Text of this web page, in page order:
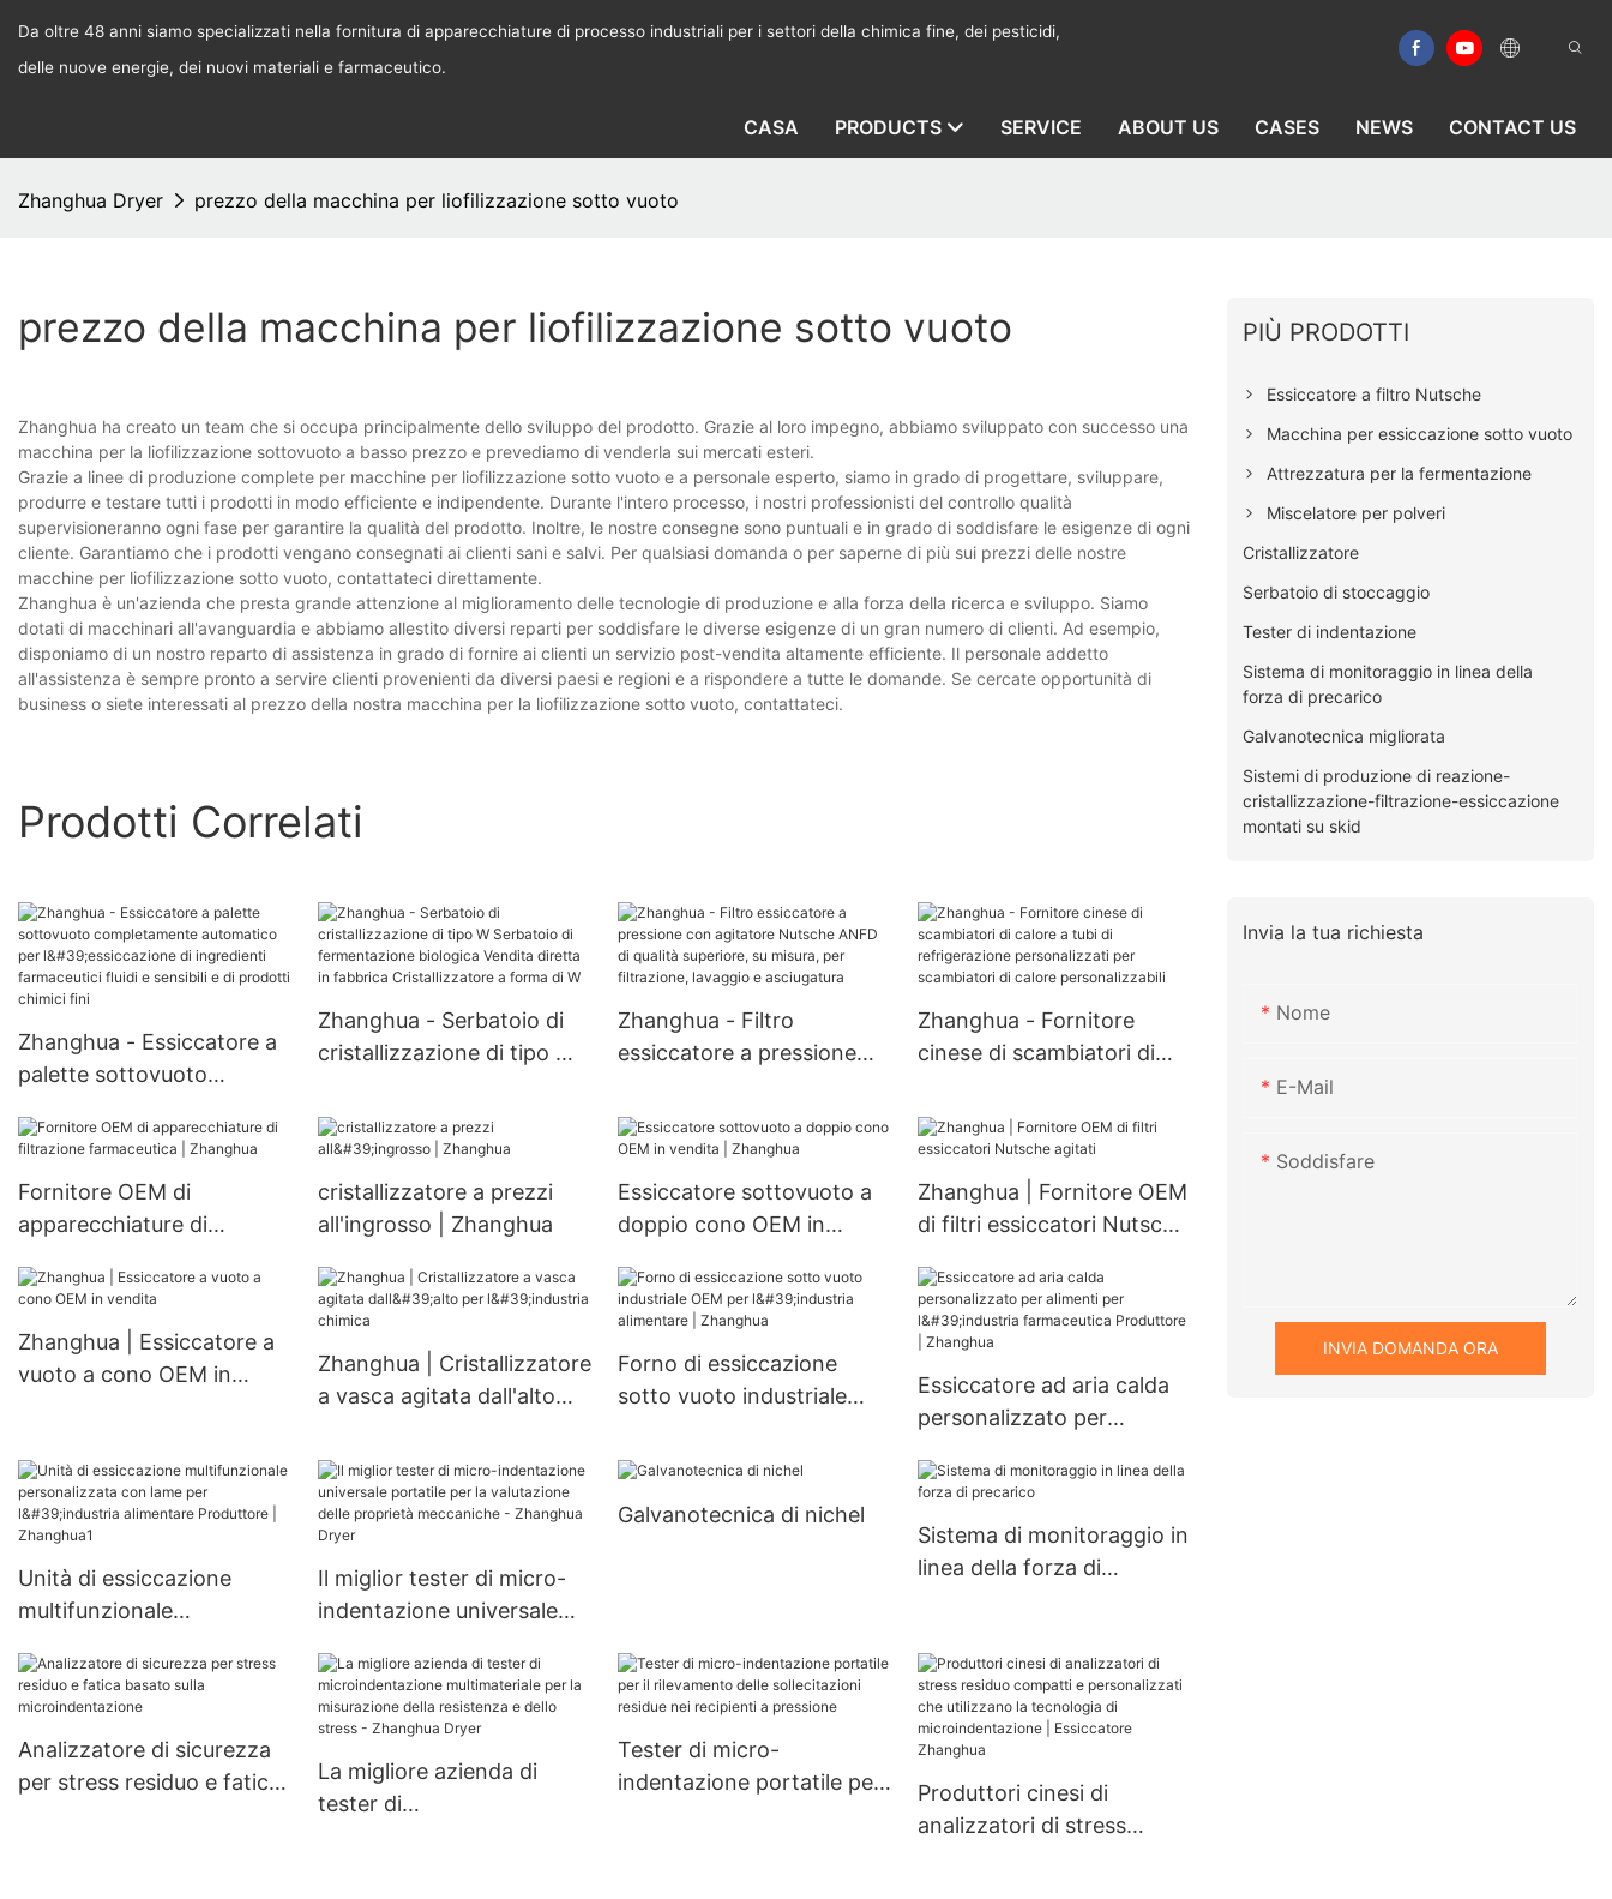
Da oltre 48 anni siamo specializzati nella fornitura di apparecchiature di processo industriali per i settori della chimica fine, dei pesticidi,
delle nuove energie, dei nuovi materiali e farmaceutico.
CASA PRODUCTS SERVICE ABOUT US CASES NEWS CONTACT US
Zhanghua Dryer prezzo della macchina per liofilizzazione sotto vuoto
prezzo della macchina per liofilizzazione sotto vuoto
Zhanghua ha creato un team che si occupa principalmente dello sviluppo del prodotto. Grazie al loro impegno, abbiamo sviluppato con successo una
macchina per la liofilizzazione sottovuoto a basso prezzo e prevediamo di venderla sui mercati esteri.
Grazie a linee di produzione complete per macchine per liofilizzazione sotto vuoto e a personale esperto, siamo in grado di progettare, sviluppare,
produrre e testare tutti i prodotti in modo efficiente e indipendente. Durante l'intero processo, i nostri professionisti del controllo qualità
supervisioneranno ogni fase per garantire la qualità del prodotto. Inoltre, le nostre consegne sono puntuali e in grado di soddisfare le esigenze di ogni
cliente. Garantiamo che i prodotti vengano consegnati ai clienti sani e salvi. Per qualsiasi domanda o per saperne di più sui prezzi delle nostre
macchine per liofilizzazione sotto vuoto, contattateci direttamente.
Zhanghua è un'azienda che presta grande attenzione al miglioramento delle tecnologie di produzione e alla forza della ricerca e sviluppo. Siamo
dotati di macchinari all'avanguardia e abbiamo allestito diversi reparti per soddisfare le diverse esigenze di un gran numero di clienti. Ad esempio,
disponiamo di un nostro reparto di assistenza in grado di fornire ai clienti un servizio post-vendita altamente efficiente. Il personale addetto
all'assistenza è sempre pronto a servire clienti provenienti da diversi paesi e regioni e a rispondere a tutte le domande. Se cercate opportunità di
business o siete interessati al prezzo della nostra macchina per la liofilizzazione sotto vuoto, contattateci.
Prodotti Correlati
Zhanghua - Essiccatore a
palette sottovuoto
automatico per
ingredienti farmaceutici
fluidi e sensibili e di
prodotti chimici fini
Zhanghua - Serbatoio di
cristallizzazione di tipo W
fermentazione biologica
Vendita diretta in fabbrica
Cristallizzatore a forma di
W
Zhanghua - Filtro
essiccatore a pressione
ANFD di qualità superiore,
su misura, per filtrazione,
lavaggio e asciugatura
Zhanghua - Fornitore
cinese di scambiatori di
refrigerazione
personalizzati per
scambiatori di calore
personalizzabili
Fornitore OEM di
apparecchiature di
Zhanghua
cristallizzatore a prezzi
all'ingrosso | Zhanghua
Essiccatore sottovuoto a
doppio cono OEM in
Zhanghua | Fornitore OEM
di filtri essiccatori Nutsche
Zhanghua | Essiccatore a
vuoto a cono OEM in
Zhanghua | Cristallizzatore
a vasca agitata dall'alto
Forno di essiccazione
sotto vuoto industriale
alimentare | Zhanghua
Essiccatore ad aria calda
personalizzato per
farmaceutica Produttore |
Unità di essiccazione
multifunzionale
per l'industria alimentare
Produttore | Zhanghua1
Il miglior tester di micro-
indentazione universale
delle proprietà
meccaniche - Zhanghua
Dryer
Galvanotecnica di nichel
Sistema di monitoraggio in
linea della forza di
Analizzatore di sicurezza
per stress residuo e fatica
La migliore azienda di
tester di
Tester di micro-
indentazione portatile per
Produttori cinesi di
analizzatori di stress
PIÙ PRODOTTI
Essiccatore a filtro Nutsche
Macchina per essiccazione sotto vuoto
Attrezzatura per la fermentazione
Miscelatore per polveri
Cristallizzatore
Serbatoio di stoccaggio
Tester di indentazione
Sistema di monitoraggio in linea della
forza di precarico
Galvanotecnica migliorata
Sistemi di produzione di reazione-
cristallizzazione-filtrazione-essiccazione
montati su skid
Invia la tua richiesta
Nome
E-Mail
Soddisfare
INVIA DOMANDA ORA